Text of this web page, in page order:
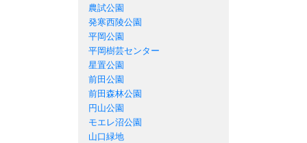
農試公園
発寒西陵公園
平岡公園
平岡樹芸センター
星置公園
前田公園
前田森林公園
円山公園
モエレ沼公園
山口緑地